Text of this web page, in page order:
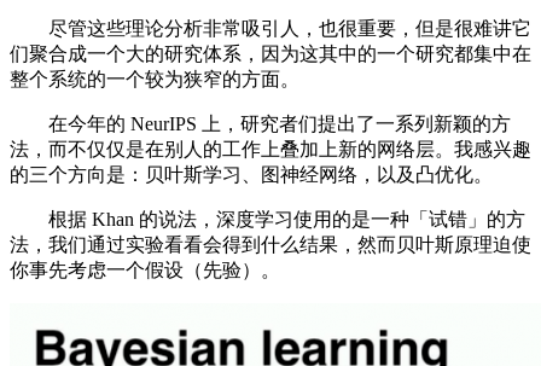
尽管这些理论分析非常吸引人，也很重要，但是很难讲它
们聚合成一个大的研究体系，因为这其中的一个研究都集中在
整个系统的一个较为狭窄的方面。
在今年的 NeurIPS 上，研究者们提出了一系列新颖的方
法，而不仅仅是在别人的工作上叠加上新的网络层。我感兴趣
的三个方向是：贝叶斯学习、图神经网络，以及凸优化。
根据 Khan 的说法，深度学习使用的是一种「试错」的方
法，我们通过实验看看会得到什么结果，然而贝叶斯原理迫使
你事先考虑一个假设（先验）。